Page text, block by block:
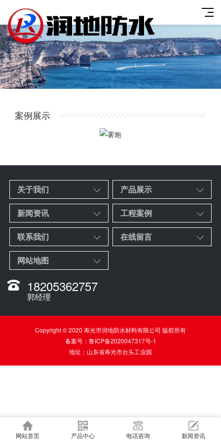
案例展示
关于我们 产品展示
新闻资讯 工程案例
联系我们 在线留言
网站地图
18205362757
郭经理
Copyright © 2020 寿光市润地防水材料有限公司 版权所有
备案号： 鲁ICP备2020047317号-1
地址：山东省寿光市台头工业园
网站首页 产品中心 电话咨询 新闻资讯